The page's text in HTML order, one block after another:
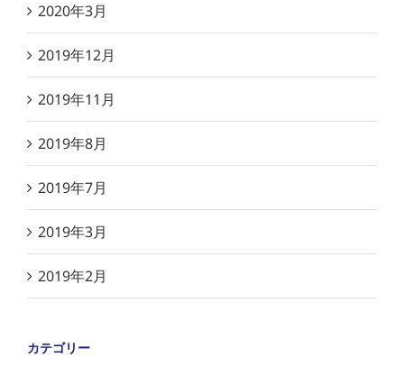
2020年3月
2019年12月
2019年11月
2019年8月
2019年7月
2019年3月
2019年2月
カテゴリー